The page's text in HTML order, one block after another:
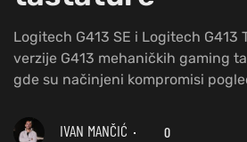
Logitech G413 SE i Logitech G413
verzije G413 mehaničkih gaming
gde su načinjeni kompromisi
IVAN MANČIĆ 0